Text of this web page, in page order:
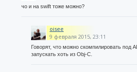
чо и на swift тоже можно?
oisee
9 февраля 2015, 23:11
Говорят, что можно скомпилировать под
запускать хоть из Obj-C.